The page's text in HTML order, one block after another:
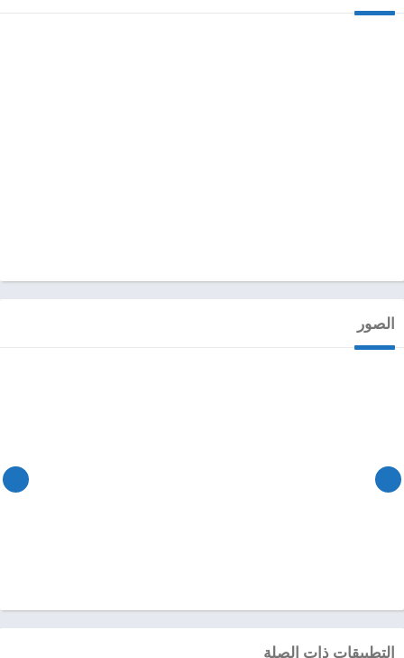
الصور
التطبيقات ذات الصلة